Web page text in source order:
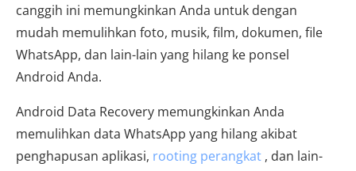
canggih ini memungkinkan Anda untuk dengan
mudah memulihkan foto, musik, film, dokumen, file
WhatsApp, dan lain-lain yang hilang ke ponsel
Android Anda.
Android Data Recovery memungkinkan Anda
memulihkan data WhatsApp yang hilang akibat
penghapusan aplikasi, rooting perangkat , dan lain-